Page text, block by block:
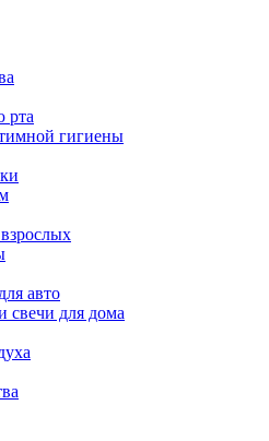
рта
гигиены
авто
свечи для дома